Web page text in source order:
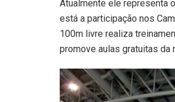
Atualmente ele representa
está a participação nos
100m livre realiza
promove aulas gratuitas da